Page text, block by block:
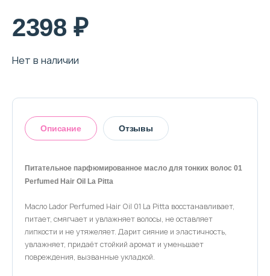
Доставка и оплата
Политика конфиденциальности
+7 (996) 962 69 66
2398 ₽
Нет в наличии
Описание Отзывы
Питательное парфюмированное масло для тонких волос 01
Perfumed Hair Oil La Pitta
Масло Lador Perfumed Hair Oil 01 La Pitta восстанавливает,
питает, смягчает и увлажняет волосы, не оставляет
липкости и не утяжеляет. Дарит сияние и эластичность,
увлажняет, придаёт стойкий аромат и уменьшает
повреждения, вызванные укладкой.